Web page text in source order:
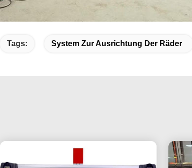
Tags: System Zur Ausrichtung Der Räder